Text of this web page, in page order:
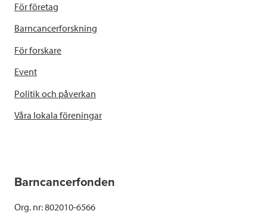
För företag
Barncancerforskning
För forskare
Event
Politik och påverkan
Våra lokala föreningar
Barncancerfonden
Org. nr: 802010-6566